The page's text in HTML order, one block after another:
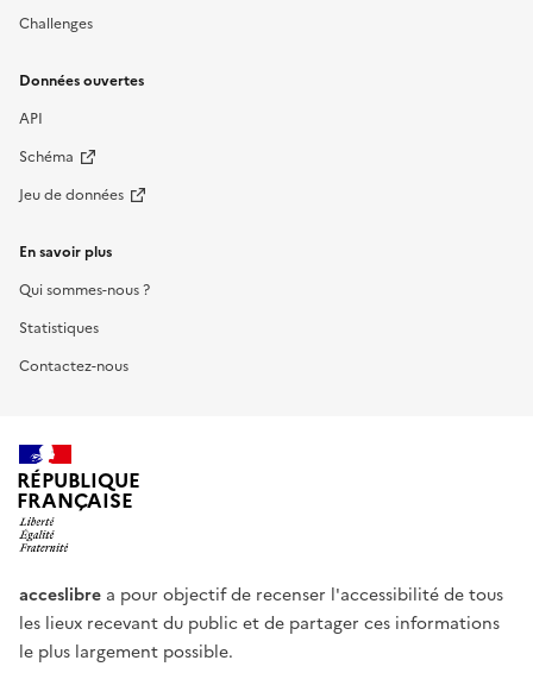
Challenges
Données ouvertes
API
Schéma
Jeu de données
En savoir plus
Qui sommes-nous ?
Statistiques
Contactez-nous
RÉPUBLIQUE
FRANÇAISE
acceslibre a pour objectif de recenser l'accessibilité de tous
les lieux recevant du public et de partager ces informations
le plus largement possible.